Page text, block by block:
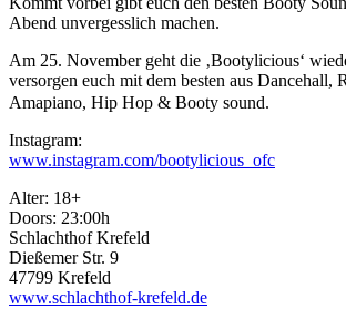
Abend unvergesslich machen.
Am 25. November geht die ‚Bootylicious‘
versorgen euch mit dem besten aus Dancehall,
Amapiano, Hip Hop & Booty sound.
Instagram:
www.instagram.com/bootylicious_ofc
Alter: 18+
Doors: 23:00h
Schlachthof Krefeld
Dießemer Str. 9
47799 Krefeld
www.schlachthof-krefeld.de